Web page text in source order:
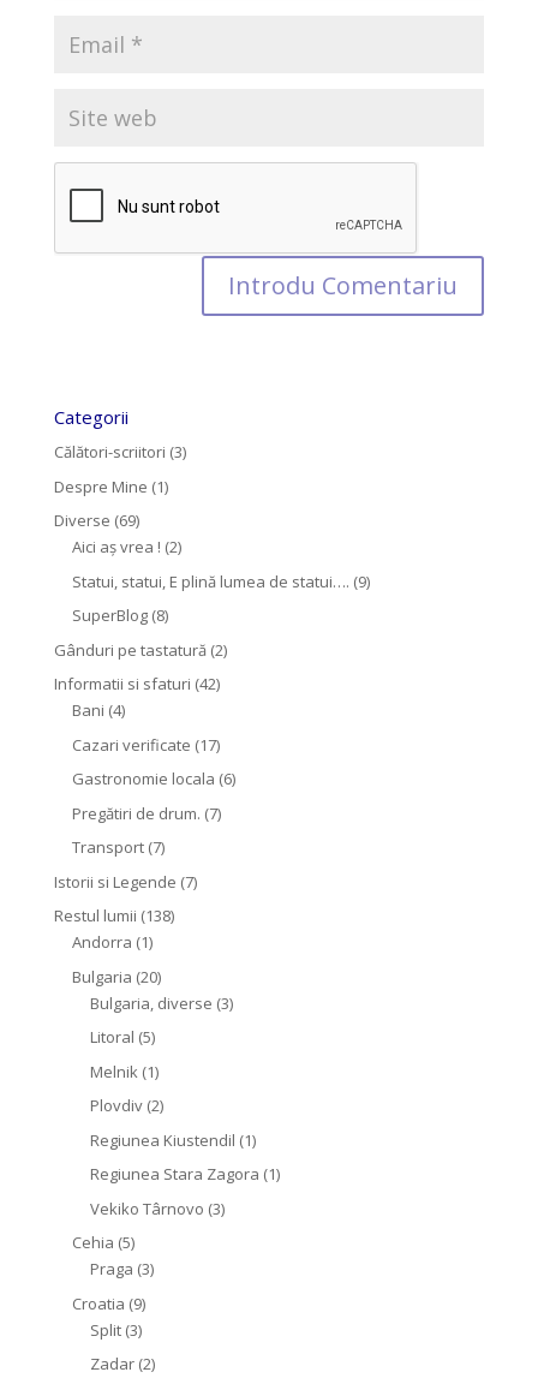
Categorii
Călători-scriitori (3)
Despre Mine (1)
Diverse (69)
Aici aș vrea ! (2)
Statui, statui, E plină lumea de statui…. (9)
SuperBlog(8)
Gânduri pe tastatură(2)
Informatii si sfaturi (42)
Bani (4)
Cazari verificate (17)
Gastronomie locala (6)
Pregătiri de drum. (7)
Transport(7)
Istorii si Legende (7)
Restul lumii (138)
Andorra (1)
Bulgaria (20)
Bulgaria, diverse (3)
Litoral (5)
Melnik (1)
Plovdiv(2)
Regiunea Kiustendil (1)
Regiunea Stara Zagora (1)
Vekiko Târnovo (3)
Cehia (5)
Praga (3)
Croatia (9)
Split(3)
Zadar(2)